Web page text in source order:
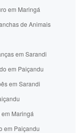
em Maringá
de Animais
em Sarandi
em Paiçandu
em Sarandi
Maringá
em Paiçandu